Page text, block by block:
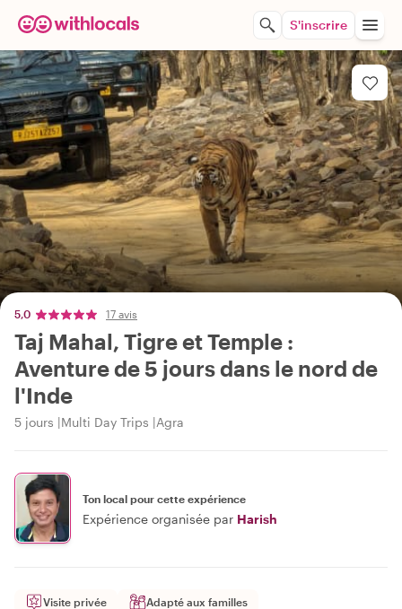
S'inscrire
5,0 17 avis
Taj Mahal, Tigre et Temple :
Aventure de 5 jours dans le nord de
l'Inde
5 jours Multi Day Trips Agra
Ton local pour cette expérience
Expérience organisée par Harish
Visite privée Adapté aux familles